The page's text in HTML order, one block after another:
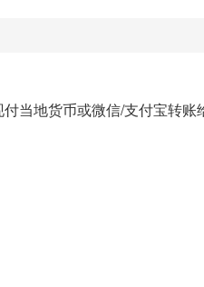
当地货币或微信/支付宝转账